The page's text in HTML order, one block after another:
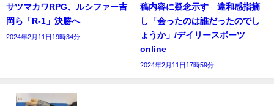
サツマカワRPG、ルシファー吉
岡ら「R-1」決勝へ
2024年2月11日19時34分
稿内容に疑念示す 違和感指摘
し「会ったのは誰だったのでし
ょうか」/デイリースポーツ
online
2024年2月11日17時59分